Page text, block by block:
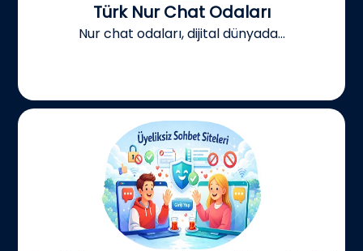
Türk Nur Chat Odaları
Nur chat odaları, dijital dünyada...